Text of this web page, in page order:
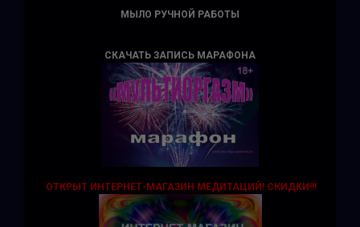
МЫЛО РУЧНОЙ РАБОТЫ
СКАЧАТЬ ЗАПИСЬ МАРАФОНА
ОТКРЫТ ИНТЕРНЕТ-МАГАЗИН МЕДИТАЦИЙ! СКИДКИ!!!